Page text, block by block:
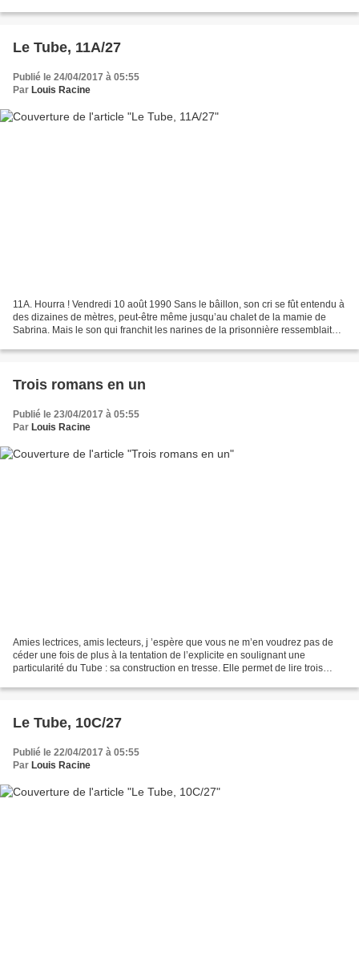
Le Tube, 11A/27
Publié le 24/04/2017 à 05:55
Par Louis Racine
11A. Hourra ! Vendredi 10 août 1990 Sans le bâillon, son cri se fût entendu à
des dizaines de mètres, peut-être même jusqu’au chalet de la mamie de
Sabrina. Mais le son qui franchit les narines de la prisonnière ressemblait
Trois romans en un
Publié le 23/04/2017 à 05:55
Par Louis Racine
Amies lectrices, amis lecteurs, j ’espère que vous ne m’en voudrez pas de
céder une fois de plus à la tentation de l’explicite en soulignant une
particularité du Tube : sa construction en tresse. Elle permet de lire trois
Le Tube, 10C/27
Publié le 22/04/2017 à 05:55
Par Louis Racine